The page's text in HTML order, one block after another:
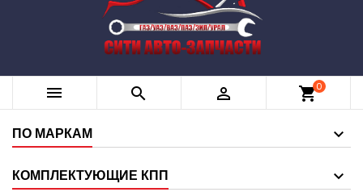
   shopping_cart0
ПО МАРКАМ
КОМПЛЕКТУЮЩИЕ КПП